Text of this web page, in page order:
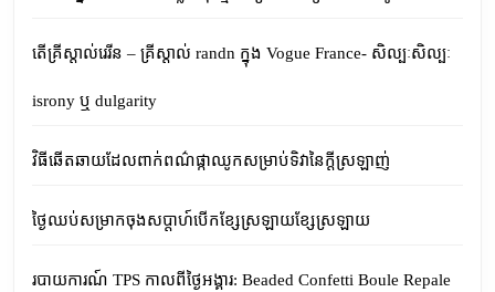
តើគ្រីស្តាល់រេរីន – គ្រីស្តាល់ randn ក្នុង Vogue France- សិល្បៈសិល្បៈ
isrony ឬ dulgarity
វិធីឆើតឆាយដែលពាក់ពណ៌ផ្កាឈូកសម្រាប់ទិវានៃក្តីស្រឡាញ់
ថ្ងៃឈប់សម្រាកចុងសប្តាហ៍បើកខ្សែស្រឡាយខ្សែស្រឡាយ
របាយការណ៍ TPS កាលពីថ្ងៃអង្គារ: Beaded Confetti Boule Repale